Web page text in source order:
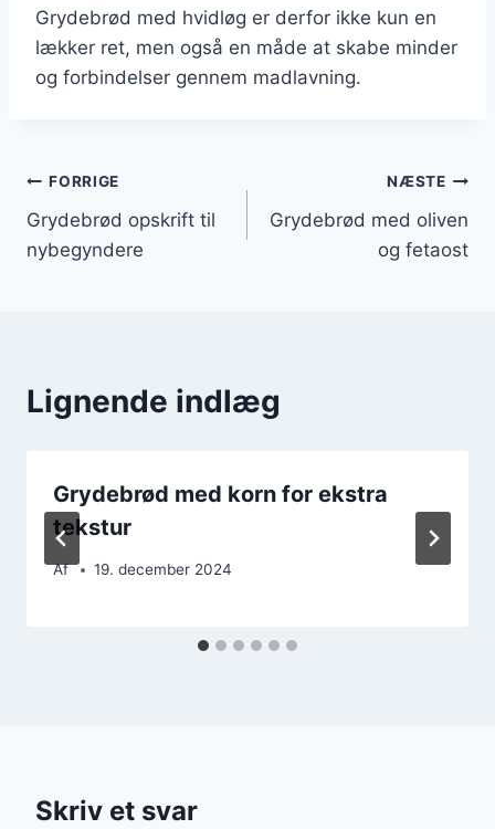
Grydebrød med hvidløg er derfor ikke kun en
lækker ret, men også en måde at skabe minder
og forbindelser gennem madlavning.
Indlægsnavigation
FORRIGE
Grydebrød opskrift til
nybegyndere
NÆSTE
Grydebrød med oliven
og fetaost
Lignende indlæg
Grydebrød med korn for ekstra
tekstur
Af 19. december 2024
Skriv et svar